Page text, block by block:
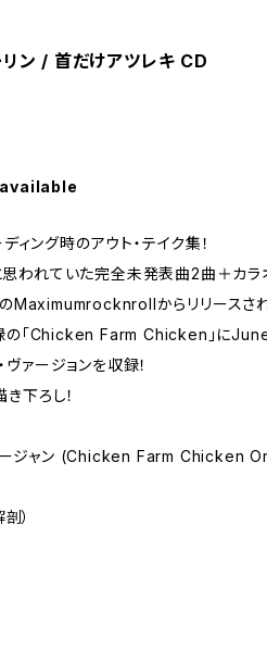
ン / 首だけアツレキ CD
ィング時のアウト・テイク集！
われていた完全未発表曲2曲＋カラ
Maximumrocknrollからリリースさ
の「Chicken Farm Chicken」に
ァージョンを収録！
下ろし！
ロージャン (Chicken Farm Chicken
）